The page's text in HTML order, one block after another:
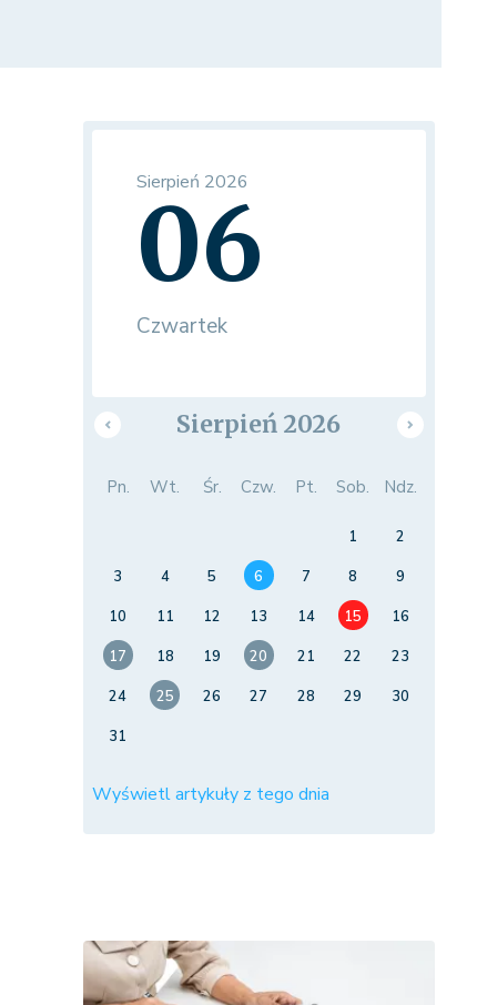
Sierpień 2026
06
Czwartek
Sierpień 2026
Pn. Wt. Śr. Czw. Pt. Sob. Ndz.
1
2
3
4 5 6 7 8
9
10
11 12 13 14 15
16
17
18 19 20 21 22
23
24
25 26 27 28 29
30
31
Wyświetl artykuły z tego dnia